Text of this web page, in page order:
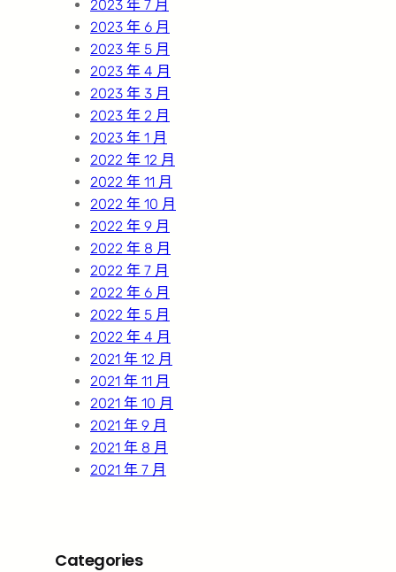
2023 年 7 月
2023 年 6 月
2023 年 5 月
2023 年 4 月
2023 年 3 月
2023 年 2 月
2023 年 1 月
2022 年 12 月
2022 年 11 月
2022 年 10 月
2022 年 9 月
2022 年 8 月
2022 年 7 月
2022 年 6 月
2022 年 5 月
2022 年 4 月
2021 年 12 月
2021 年 11 月
2021 年 10 月
2021 年 9 月
2021 年 8 月
2021 年 7 月
Categories